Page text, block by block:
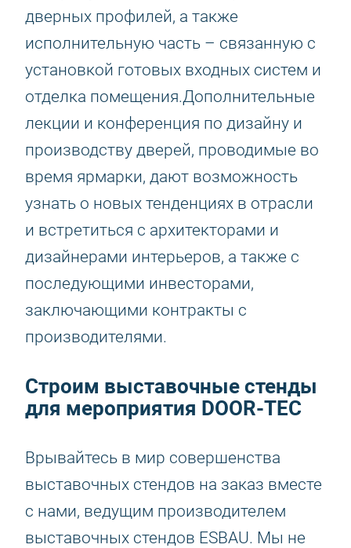
дверных профилей, а также
исполнительную часть – связанную с
установкой готовых входных систем и
отделка помещения.Дополнительные
лекции и конференция по дизайну и
производству дверей, проводимые во
время ярмарки, дают возможность
узнать о новых тенденциях в отрасли
и встретиться с архитекторами и
дизайнерами интерьеров, а также с
последующими инвесторами,
заключающими контракты с
производителями.
Строим выставочные стенды
для мероприятия DOOR-TEC
Врывайтесь в мир совершенства
выставочных стендов на заказ вместе
с нами, ведущим производителем
выставочных стендов ESBAU. Мы не